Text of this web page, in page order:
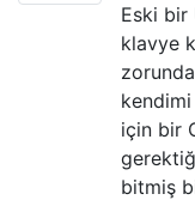
Eski bir
klavye
için bir
bitmiş